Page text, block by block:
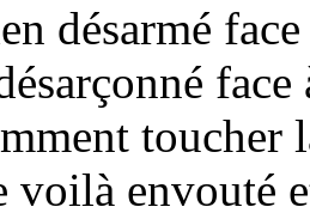
désarmé
toucher
voilà envouté